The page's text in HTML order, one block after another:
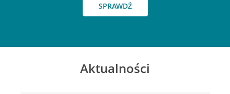
SPRAWDŹ
Aktualności